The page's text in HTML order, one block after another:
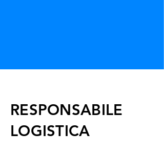
RESPONSABILE
LOGISTICA